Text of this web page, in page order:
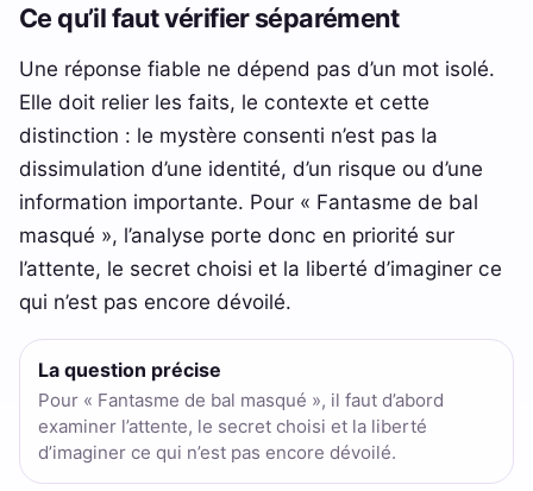
Ce qu’il faut vérifier séparément
Une réponse fiable ne dépend pas d’un mot isolé.
Elle doit relier les faits, le contexte et cette
distinction : le mystère consenti n’est pas la
dissimulation d’une identité, d’un risque ou d’une
information importante. Pour « Fantasme de bal
masqué », l’analyse porte donc en priorité sur
l’attente, le secret choisi et la liberté d’imaginer ce
qui n’est pas encore dévoilé.
La question précise
Pour « Fantasme de bal masqué », il faut d’abord
examiner l’attente, le secret choisi et la liberté
d’imaginer ce qui n’est pas encore dévoilé.